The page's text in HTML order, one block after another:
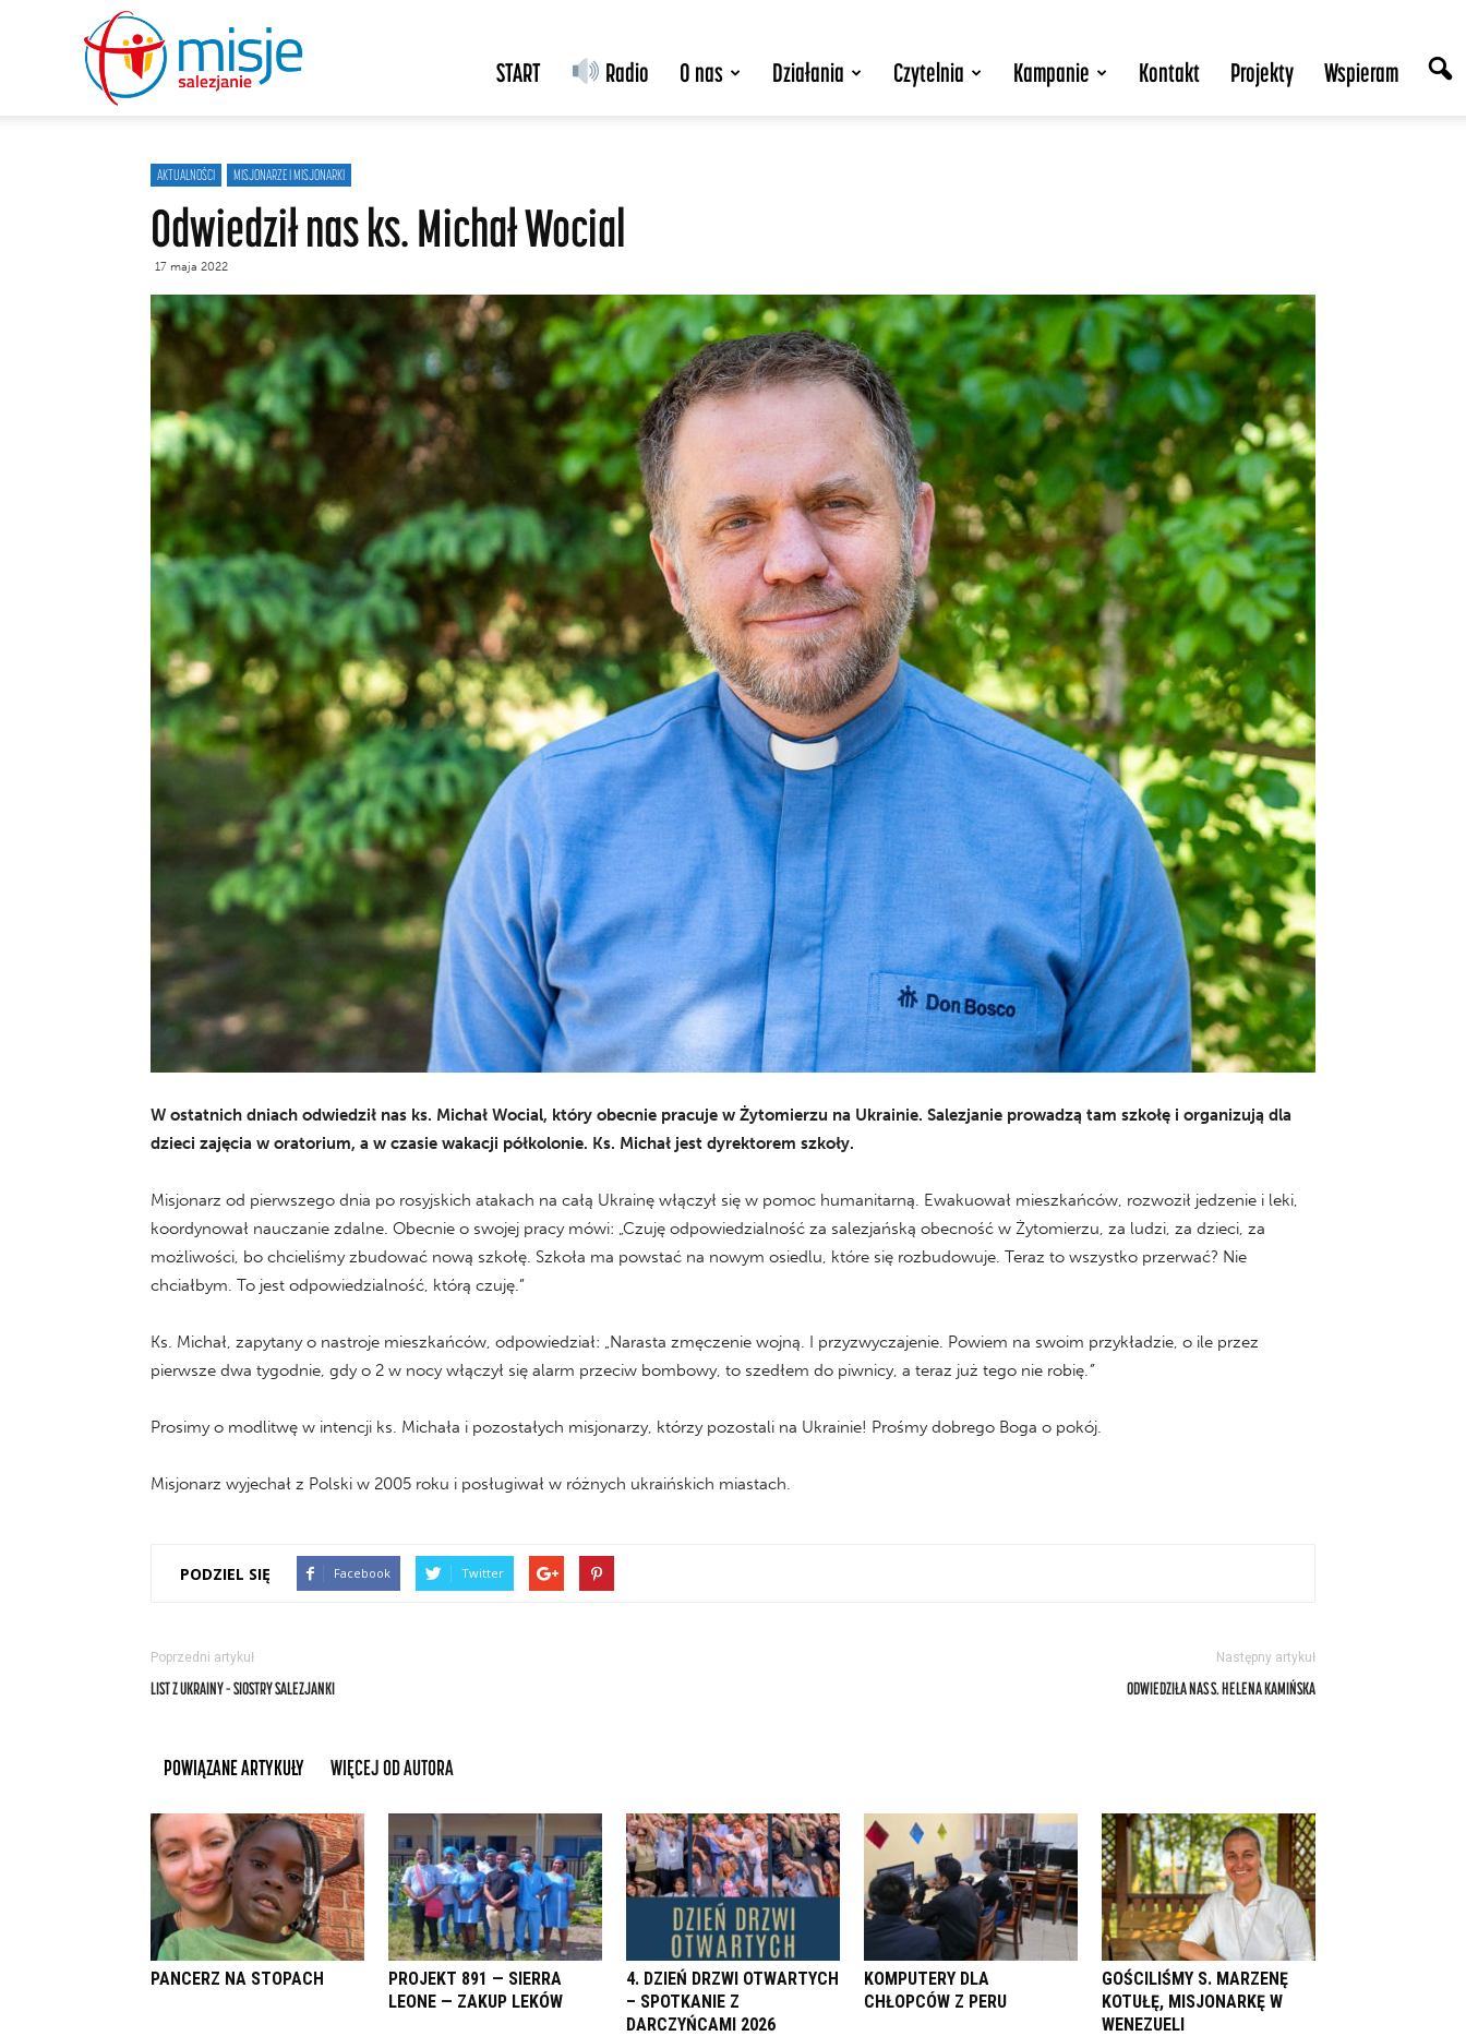
salezjanie
START Radio O nas Działania Czytelnia Kampanie Kontakt Projekty Wspieram
AKTUALNOŚCI MISJONARZE I MISJONARKI
Odwiedził nas ks. Michał Wocial
17 maja 2022
W ostatnich dniach odwiedził nas ks. Michał Wocial, który obecnie pracuje w Żytomierzu na Ukrainie. Salezjanie prowadzą tam szkołę i organizują dla
dzieci zajęcia w oratorium, a w czasie wakacji półkolonie. Ks. Michał jest dyrektorem szkoły.
Misjonarz od pierwszego dnia po rosyjskich atakach na całą Ukrainę włączył się w pomoc humanitarną. Ewakuował mieszkańców, rozwoził jedzenie i leki,
koordynował nauczanie zdalne. Obecnie o swojej pracy mówi: „Czuję odpowiedzialność za salezjańską obecność w Żytomierzu, za ludzi, za dzieci, za
możliwości, bo chcieliśmy zbudować nową szkołę. Szkoła ma powstać na nowym osiedlu, które się rozbudowuje. Teraz to wszystko przerwać? Nie
chciałbym. To jest odpowiedzialność, którą czuję.”
Ks. Michał, zapytany o nastroje mieszkańców, odpowiedział: „Narasta zmęczenie wojną. I przyzwyczajenie. Powiem na swoim przykładzie, o ile przez
pierwsze dwa tygodnie, gdy o 2 w nocy włączył się alarm przeciw bombowy, to szedłem do piwnicy, a teraz już tego nie robię.”
Prosimy o modlitwę w intencji ks. Michała i pozostałych misjonarzy, którzy pozostali na Ukrainie! Prośmy dobrego Boga o pokój.
Misjonarz wyjechał z Polski w 2005 roku i posługiwał w różnych ukraińskich miastach.
PODZIEL SIĘ Facebook Twitter
Poprzedni artykuł
LIST Z UKRAINY – SIOSTRY SALEZJANKI
Następny artykuł
ODWIEDZIŁA NAS S. HELENA KAMIŃSKA
POWIĄZANE ARTYKUŁY WIĘCEJ OD AUTORA
PANCERZ NA STOPACH
PROJEKT 891 — SIERRA
LEONE — ZAKUP LEKÓW
4. DZIEŃ DRZWI OTWARTYCH
– SPOTKANIE Z
DARCZYŃCAMI 2026
KOMPUTERY DLA
CHŁOPCÓW Z PERU
GOŚCILIŚMY S. MARZENĘ
KOTUŁĘ, MISJONARKĘ W
WENEZUELI